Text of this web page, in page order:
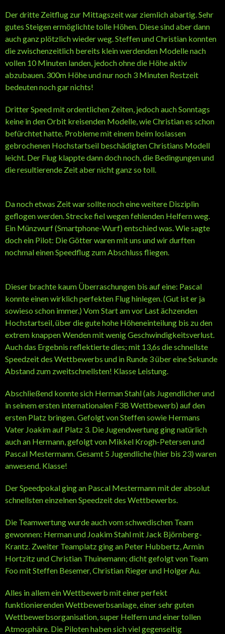
Der dritte Zeitflug zur Mittagszeit war ziemlich abartig. Sehr
gutes Steigen ermöglichte tolle Höhen. Diese sind aber dann
auch ganz plötzlich wieder weg. Steffen und Christian konnten
die zwischenzeitlich bereits klein werdenden Modelle nach
vollen 10 Minuten landen, jedoch ohne die Höhe aktiv
abzubauen. 300m Höhe und nur noch 3 Minuten Restzeit
bedeuten noch gar nichts!
Dritter Speed mit ordentlichen Zeiten, jedoch auch Sonntags
keine in den Orbit kreisenden Modelle, wie Christian es schon
befürchtet hatte. Probleme mit einem beim loslassen
gebrochenen Hochstartseil beschädigten Christians Modell
leicht. Der Flug klappte dann doch noch, die Bedingungen und
die resultierende Zeit aber nicht ganz so toll.
Da noch etwas Zeit war sollte noch eine weitere Disziplin
geflogen werden. Strecke fiel wegen fehlenden Helfern weg.
Ein Münzwurf (Smartphone-Wurf) entschied was. Wie sagte
doch ein Pilot: Die Götter waren mit uns und wir durften
nochmal einen Speedflug zum Abschluss fliegen.
Dieser brachte kaum Überraschungen bis auf eine: Pascal
konnte einen wirklich perfekten Flug hinlegen. (Gut ist er ja
sowieso schon immer.) Vom Start am vor Last ächzenden
Hochstartseil, über die gute hohe Höheneinteilung bis zu den
extrem knappen Wenden mit wenig Geschwindigkeitsverlust.
Auch das Ergebnis reflektierte dies; mit 13,6s die schnellste
Speedzeit des Wettbewerbs und in Runde 3 über eine Sekunde
Abstand zum zweitschnellsten! Klasse Leistung.
Abschließend konnte sich Herman Stahl (als Jugendlicher und
in seinem ersten internationalen F3B Wettbewerb) auf den
ersten Platz bringen. Gefolgt von Steffen sowie Hermans
Vater Joakim auf Platz 3. Die Jugendwertung ging natürlich
auch an Hermann, gefolgt von Mikkel Krogh-Petersen und
Pascal Mestermann. Gesamt 5 Jugendliche (hier bis 23) waren
anwesend. Klasse!
Der Speedpokal ging an Pascal Mestermann mit der absolut
schnellsten einzelnen Speedzeit des Wettbewerbs.
Die Teamwertung wurde auch vom schwedischen Team
gewonnen: Herman und Joakim Stahl mit Jack Björnberg-
Krantz. Zweiter Teamplatz ging an Peter Hubbertz, Armin
Hortzitz und Christian Thuinemann; dicht gefolgt von Team
Foo mit Steffen Besemer, Christian Rieger und Holger Au.
Alles in allem ein Wettbewerb mit einer perfekt
funktionierenden Wettbewerbsanlage, einer sehr guten
Wettbewerbsorganisation, super Helfern und einer tollen
Atmosphäre. Die Piloten haben sich viel gegenseitig